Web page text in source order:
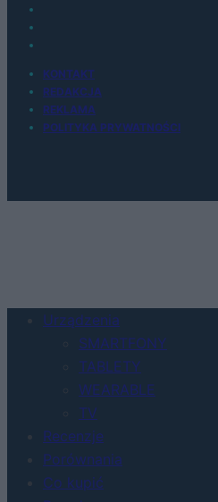
KONTAKT
REDAKCJA
REKLAMA
POLITYKA PRYWATNOŚCI
Urządzenia
SMARTFONY
TABLETY
WEARABLE
TV
Recenzje
Porównania
Co kupić